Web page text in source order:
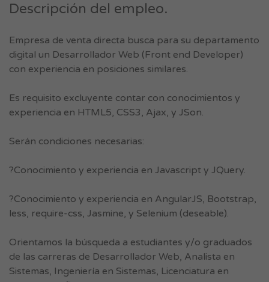
Descripción del empleo.
Empresa de venta directa busca para su departamento
digital un Desarrollador Web (Front end Developer)
con experiencia en posiciones similares.
Es requisito excluyente contar con conocimientos y
experiencia en HTML5, CSS3, Ajax, y JSon.
Serán condiciones necesarias:
?Conocimiento y experiencia en Javascript y JQuery.
?Conocimiento y experiencia en AngularJS, Bootstrap,
less, require-css, Jasmine, y Selenium (deseable).
Orientamos la búsqueda a estudiantes y/o graduados
de las carreras de Desarrollador Web, Analista en
Sistemas, Ingeniería en Sistemas, Licenciatura en